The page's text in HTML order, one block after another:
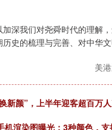
深我们对尧舜时代的理解
史的梳理与完善、对中华
美
新颜”，上半年迎客超百万
渲染图曝光：3种颜色，支